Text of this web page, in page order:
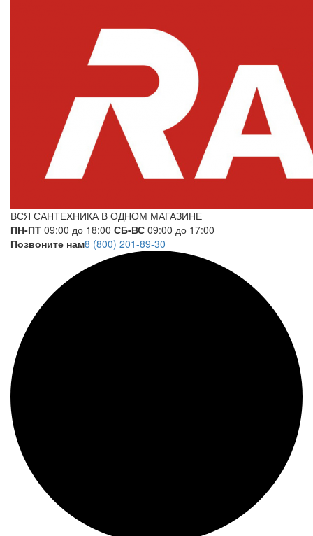
ВСЯ САНТЕХНИКА В ОДНОМ МАГАЗИНЕ
ПН-ПТ 09:00 до 18:00 СБ-ВС 09:00 до 17:00
Позвоните нам8 (800) 201-89-30